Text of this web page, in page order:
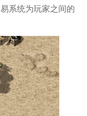
系统为玩家之间的